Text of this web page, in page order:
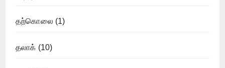
தற்கொலை (1)
தலாக் (10)